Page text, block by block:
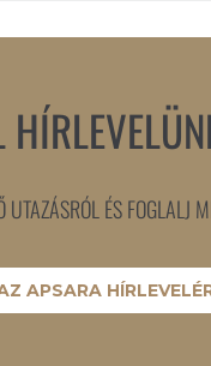
UTAZÁSRÓL ÉS FOGLALJ
APSARA